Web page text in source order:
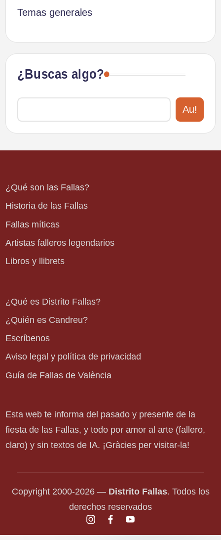
Temas generales
¿Buscas algo?
Au!
¿Qué son las Fallas?
Historia de las Fallas
Fallas míticas
Artistas falleros legendarios
Libros y llibrets
¿Qué es Distrito Fallas?
¿Quién es Candreu?
Escríbenos
Aviso legal y política de privacidad
Guía de Fallas de València
Esta web te informa del pasado y presente de la
fiesta de las Fallas, y todo por amor al arte (fallero,
claro) y sin textos de IA. ¡Gràcies per visitar-la!
Copyright 2000-2026 — Distrito Fallas. Todos los
derechos reservados
instagram.com
facebook.com
youtube.com